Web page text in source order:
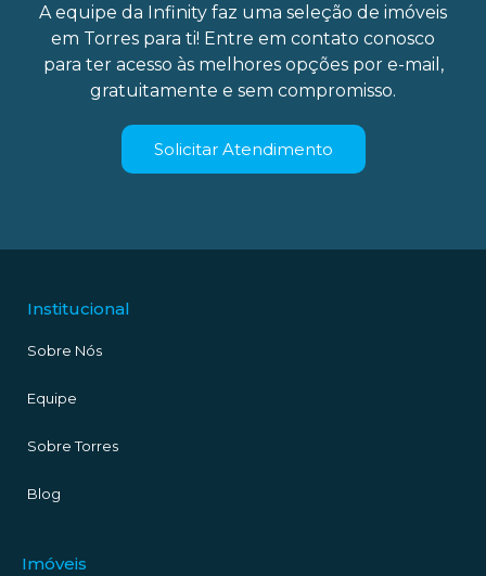
A equipe da Infinity faz uma seleção de imóveis
em Torres para ti! Entre em contato conosco
para ter acesso às melhores opções por e-mail,
gratuitamente e sem compromisso.
Solicitar Atendimento
Institucional
Sobre Nós
Equipe
Sobre Torres
Blog
Imóveis